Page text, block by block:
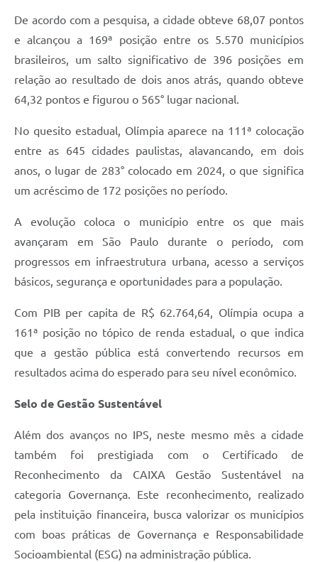
De acordo com a pesquisa, a cidade obteve 68,07 pontos
e alcançou a 169ª posição entre os 5.570 municípios
brasileiros, um salto significativo de 396 posições em
relação ao resultado de dois anos atrás, quando obteve
64,32 pontos e figurou o 565° lugar nacional.
No quesito estadual, Olímpia aparece na 111ª colocação
entre as 645 cidades paulistas, alavancando, em dois
anos, o lugar de 283° colocado em 2024, o que significa
um acréscimo de 172 posições no período.
A evolução coloca o município entre os que mais
avançaram em São Paulo durante o período, com
progressos em infraestrutura urbana, acesso a serviços
básicos, segurança e oportunidades para a população.
Com PIB per capita de R$ 62.764,64, Olímpia ocupa a
161ª posição no tópico de renda estadual, o que indica
que a gestão pública está convertendo recursos em
resultados acima do esperado para seu nível econômico.
Selo de Gestão Sustentável
Além dos avanços no IPS, neste mesmo mês a cidade
também foi prestigiada com o Certificado de
Reconhecimento da CAIXA Gestão Sustentável na
categoria Governança. Este reconhecimento, realizado
pela instituição financeira, busca valorizar os municípios
com boas práticas de Governança e Responsabilidade
Socioambiental (ESG) na administração pública.